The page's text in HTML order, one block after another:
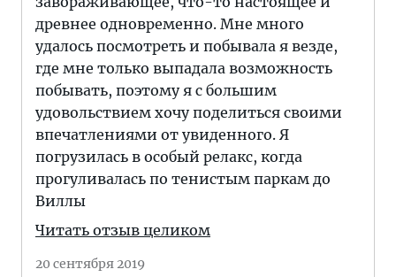
древнее одновременно. Мне много
удалось посмотреть и побывала я везде,
где мне только выпадала возможность
побывать, поэтому я с большим
удовольствием хочу поделиться своими
впечатлениями от увиденного. Я
погрузилась в особый релакс, когда
прогуливалась по тенистым паркам до
Виллы
Читать отзыв целиком
20 сентября 2019